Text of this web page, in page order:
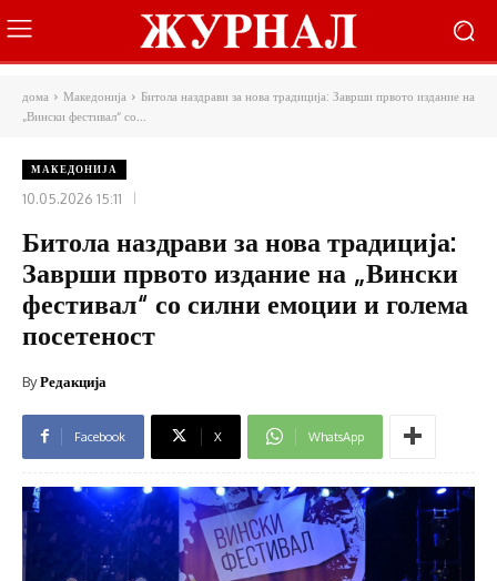
дома Македонија
Битола наздрави за нова традиција: Заврши првото издание на
„Вински фестивал“ со...
МАКЕДОНИЈА
10.05.2026 15:11
Битола наздрави за нова традиција:
Заврши првото издание на „Вински
фестивал“ со силни емоции и голема
посетеност
ByРедакција
Facebook X WhatsApp